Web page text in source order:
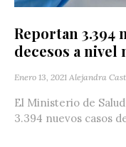
Reportan 3.394
decesos a nivel
Enero 13, 2021 Alejandra
El Ministerio de
3.394 nuevos casos